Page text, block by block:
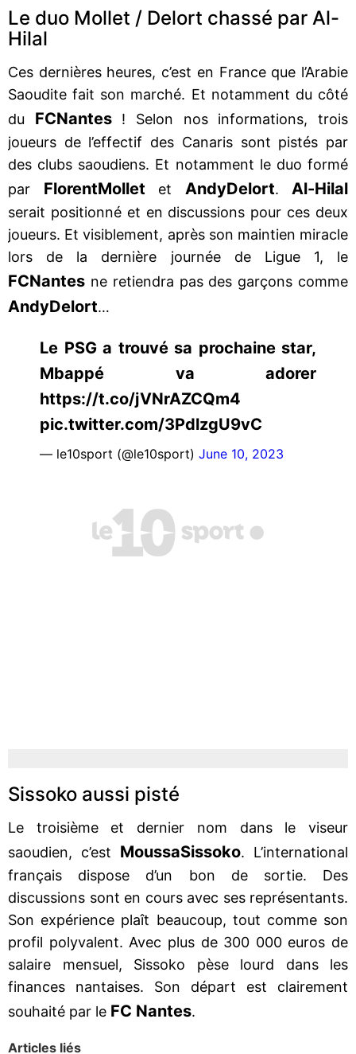
Le duo Mollet / Delort chassé par Al-
Hilal
Ces dernières heures, c’est en France que l’Arabie
Saoudite fait son marché. Et notamment du côté
du FCNantes! Selon nos informations, trois
joueurs de l’effectif des Canaris sont pistés par
des clubs saoudiens. Et notamment le duo formé
par FlorentMollet et AndyDelort. Al-Hilal
serait positionné et en discussions pour ces deux
joueurs. Et visiblement, après son maintien miracle
lors de la dernière journée de Ligue 1, le
FCNantes ne retiendra pas des garçons comme
AndyDelort…
Le PSG a trouvé sa prochaine star,
Mbappé va adorer
https://t.co/jVNrAZCQm4
pic.twitter.com/3PdlzgU9vC
— le10sport (@le10sport) June 10, 2023
Sissoko aussi pisté
Le troisième et dernier nom dans le viseur
saoudien, c’est MoussaSissoko. L’international
français dispose d’un bon de sortie. Des
discussions sont en cours avec ses représentants.
Son expérience plaît beaucoup, tout comme son
profil polyvalent. Avec plus de 300 000 euros de
salaire mensuel, Sissoko pèse lourd dans les
finances nantaises. Son départ est clairement
souhaité par le FC Nantes.
Articles liés